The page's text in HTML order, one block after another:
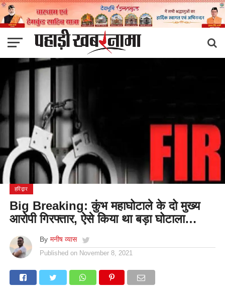
हरिद्वार
Big Breaking: कुंभ महाघोटाले के दो मुख्य
आरोपी गिरफ्तार, ऐसे किया था बड़ा घोटाला…
By मनीष व्यास
Published on November 8, 2021